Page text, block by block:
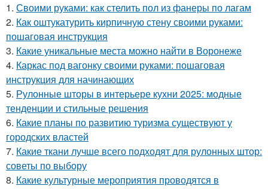
1. Своими руками: как стелить пол из фанеры по лагам
2. Как оштукатурить кирпичную стену своими руками:
пошаговая инструкция
3. Какие уникальные места можно найти в Воронеже
4. Каркас под вагонку своими руками: пошаговая
инструкция для начинающих
5. Рулонные шторы в интерьере кухни 2025: модные
тенденции и стильные решения
6. Какие планы по развитию туризма существуют у
городских властей
7. Какие ткани лучше всего подходят для рулонных штор:
советы по выбору
8. Какие культурные мероприятия проводятся в